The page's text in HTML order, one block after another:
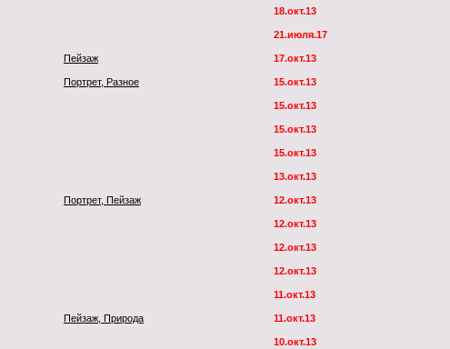
18.окт.13
21.июля.17
Пейзаж 17.окт.13
Портрет, Разное 15.окт.13
15.окт.13
15.окт.13
15.окт.13
13.окт.13
Портрет, Пейзаж 12.окт.13
12.окт.13
12.окт.13
12.окт.13
11.окт.13
Пейзаж, Природа 11.окт.13
10.окт.13